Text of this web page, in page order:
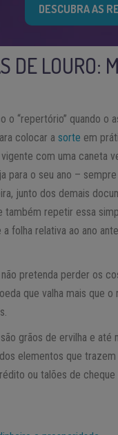
DESCUBRA AS
DE LOURO:
o “repertório” quando
colocar asorte em
com uma
para o seu ano –
junto dos demais
também repetir essa
folha relativa ao ano
pretenda perder os
que valha mais que
grãos de ervilha e
elementos que
ou talões de cheque